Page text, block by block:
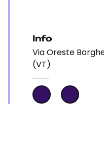
Info
Via Oreste
(VT)